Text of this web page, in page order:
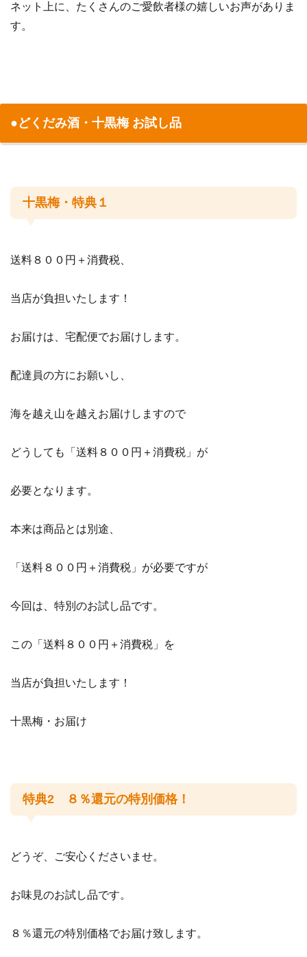
ネット上に、たくさんのご愛飲者様の嬉しいお声がありま
す。
●どくだみ酒・十黒梅 お試し品
十黒梅・特典１
送料８００円＋消費税、
当店が負担いたします！
お届けは、宅配便でお届けします。
配達員の方にお願いし、
海を越え山を越えお届けしますので
どうしても「送料８００円＋消費税」が
必要となります。
本来は商品とは別途、
「送料８００円＋消費税」が必要ですが
今回は、特別のお試し品です。
この「送料８００円＋消費税」を
当店が負担いたします！
十黒梅・お届け
特典2 ８％還元の特別価格！
どうぞ、ご安心くださいませ。
お味見のお試し品です。
８％還元の特別価格でお届け致します。